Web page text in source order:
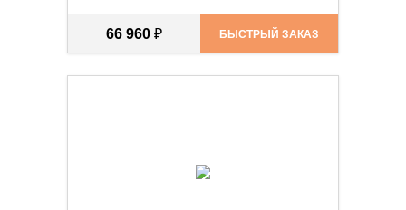
66 960 ₽ БЫСТРЫЙ ЗАКАЗ